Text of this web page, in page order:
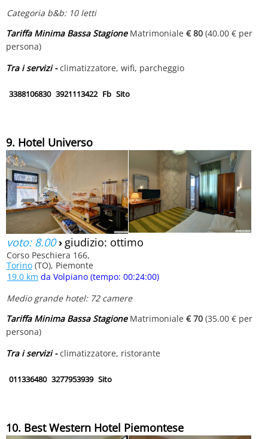
Categoria b&b: 10 letti
Tariffa Minima Bassa StagioneMatrimoniale € 80 (40.00 € per
persona)
Tra i servizi -climatizzatore, wifi, parcheggio
3388106830 3921113422 Fb Sito
9. Hotel Universo
voto: 8.00› giudizio: ottimo
Corso Peschiera 166,
Torino (TO), Piemonte
19.0 km da Volpiano (tempo: 00:24:00)
Medio grande hotel: 72 camere
Tariffa Minima Bassa StagioneMatrimoniale € 70 (35.00 € per
persona)
Tra i servizi -climatizzatore, ristorante
011336480 3277953939 Sito
10. Best Western Hotel Piemontese